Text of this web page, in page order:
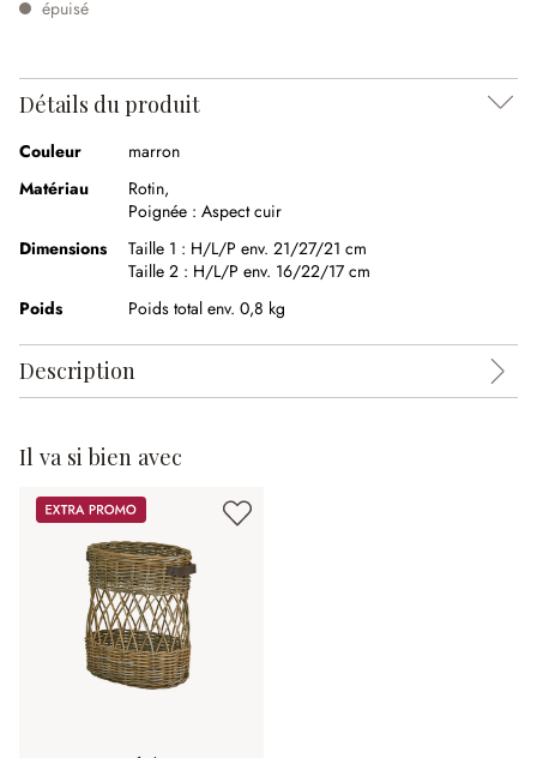
épuisé
Détails du produit
Couleur
marron
Matériau
Rotin,
Poignée : Aspect cuir
Dimensions
Taille 1 : H/L/P env. 21/27/21 cm
Taille 2 : H/L/P env. 16/22/17 cm
Poids
Poids total env. 0,8 kg
Description
Il va si bien avec
Promos